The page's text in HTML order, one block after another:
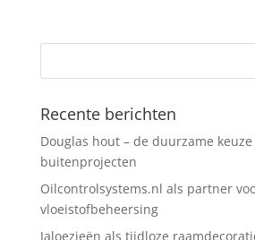
Recente berichten
Douglas hout – de duurzame
buitenprojecten
Oilcontrolsystems.nl als partner
vloeistofbeheersing
Jaloezieën als tijdloze